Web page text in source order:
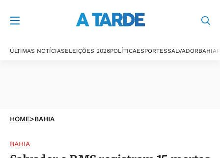
ÚLTIMAS NOTÍCIASELEIÇÕES 2026POLÍTICAESPORTESSALVADORBAHIA
HOME>BAHIA
BAHIA